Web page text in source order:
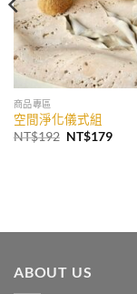
商品專區
空間淨化儀式組
NT$192 原
NT$179目
ABOUT US